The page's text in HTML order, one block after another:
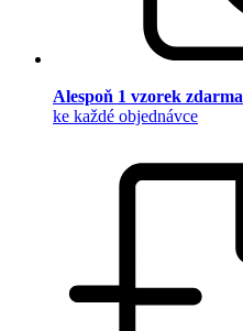
Alespoň 1 vzorek zdarma
ke každé objednávce